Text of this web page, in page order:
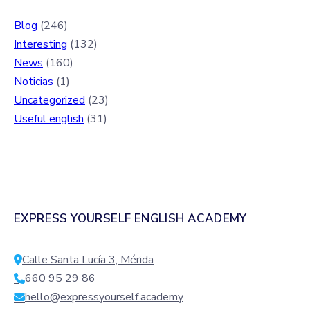
Blog (246)
Interesting (132)
News (160)
Noticias (1)
Uncategorized (23)
Useful english (31)
EXPRESS YOURSELF ENGLISH ACADEMY
Calle Santa Lucía 3, Mérida
660 95 29 86
hello@expressyourself.academy